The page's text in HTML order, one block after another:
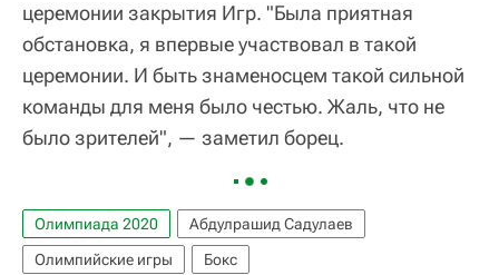
церемонии закрытия Игр. "Была приятная
обстановка, я впервые участвовал в такой
церемонии. И быть знаменосцем такой сильной
команды для меня было честью. Жаль, что не
было зрителей", — заметил борец.
Олимпиада 2020
Абдулрашид Садулаев
Олимпийские игры
Бокс